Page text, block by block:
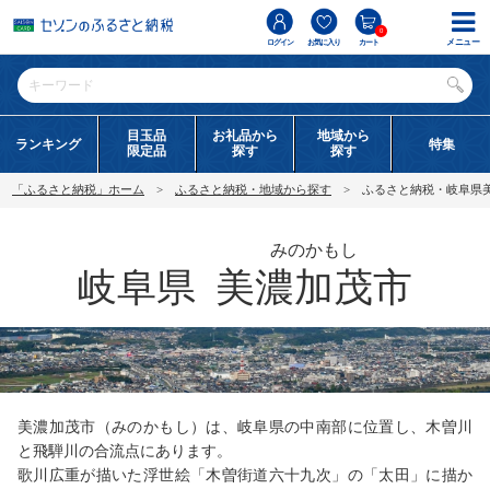
ログイン お気に入り カート
0
ランキング
目玉品
限定品
お礼品から
探す
地域から
探す
特集
「ふるさと納税」ホーム ふるさと納税・地域から探す ふるさと納税・岐阜県
岐阜県 美濃加茂市
みのかもし
美濃加茂市（みのかもし）は、岐阜県の中南部に位置し、木曽川
と飛騨川の合流点にあります。
歌川広重が描いた浮世絵「木曽街道六十九次」の「太田」に描か
メニュー